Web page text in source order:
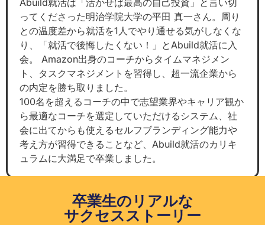
ってくださった明治学院大学の平田 真一さん。周り
との温度差から就活を1人でやり通せる気がしなくな
り、「就活で後悔したくない！」とAbuild就活に入
会。 Amazon出身のコーチからタイムマネジメン
ト、タスクマネジメントを習得し、超一流企業から
の内定を勝ち取りました。
100名を超えるコーチの中で志望業界やキャリア観か
ら最適なコーチを選定していただけるシステム、社
会に出てからも使えるセルフブランディング能力や
考え方が習得できることなど、Abuild就活のカリキ
ュラムに大満足で卒業しました。
卒業生のリアルな
サクセスストーリー